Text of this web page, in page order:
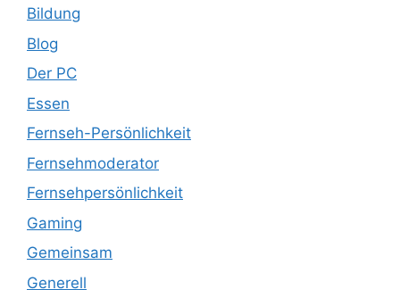
Bildung
Blog
Der PC
Essen
Fernseh-Persönlichkeit
Fernsehmoderator
Fernsehpersönlichkeit
Gaming
Gemeinsam
Generell